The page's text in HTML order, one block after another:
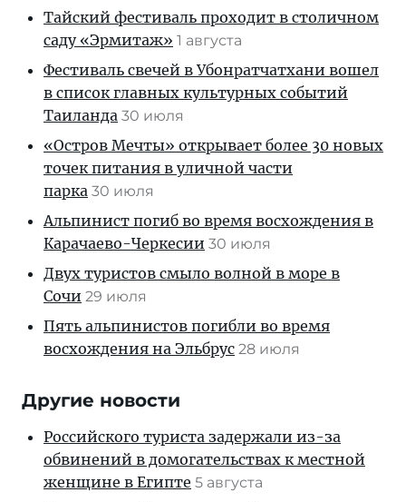
Тайский фестиваль проходит в столичном
саду «Эрмитаж» 1 августа
Фестиваль свечей в Убонратчатхани вошел
в список главных культурных событий
Таиланда 30 июля
«Остров Мечты» открывает более 30 новых
точек питания в уличной части
парка 30 июля
Альпинист погиб во время восхождения в
Карачаево-Черкесии 30 июля
Двух туристов смыло волной в море в
Сочи 29 июля
Пять альпинистов погибли во время
восхождения на Эльбрус 28 июля
Другие новости
Российского туриста задержали из-за
обвинений в домогательствах к местной
женщине в Египте 5 августа